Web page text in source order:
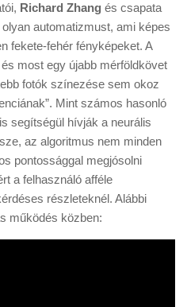
Richard Zhang és csapata
automatizmust, ami képes
fekete-fehér fényképeket. A
most egy újabb mérföldkövet
fotók színezése sem okoz
Mint számos hasonló
segítségül hívják a neurális
az algoritmus nem minden
pontossággal megjósolni
a felhasználó afféle
részleteknél. Alábbi
működés közben: